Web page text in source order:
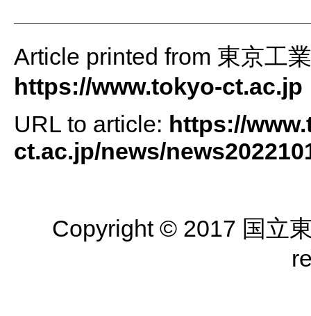
Article printed from 東京工
https://www.tokyo-ct.ac.jp
URL to article: https://
ct.ac.jp/news/
Copyright © 2017 国立